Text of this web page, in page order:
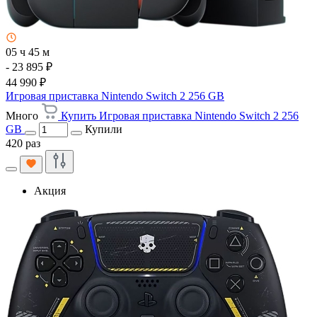
05 ч 45 м
- 23 895 ₽
44 990 ₽
Игровая приставка Nintendo Switch 2 256 GB
Много
Купить Игровая приставка Nintendo Switch 2 256
GB
Купили
420 раз
Акция